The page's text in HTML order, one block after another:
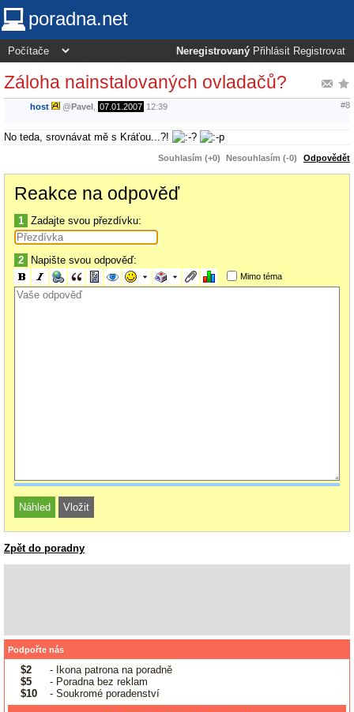
poradna.net
Neregistrovaný Přihlásit Registrovat
Záloha nainstalovaných ovladačů?
host @Pavel 07.01.2007 12:39 #8
No teda, srovnávat mě s Kráťou...?!
Souhlasím (+0) Nesouhlasím (-0) Odpovědět
Reakce na odpověď
1 Zadajte svou přezdívku:
2 Napište svou odpověď:
Mimo téma
Zpět do poradny
Podpořte nás
$2
- Ikona patrona na poradně
$5
- Poradna bez reklam
$10
- Soukromé poradenství